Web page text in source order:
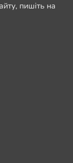
пишіть на